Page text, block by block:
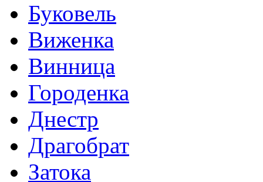
Буковель
Виженка
Винница
Городенка
Днестр
Драгобрат
Затока